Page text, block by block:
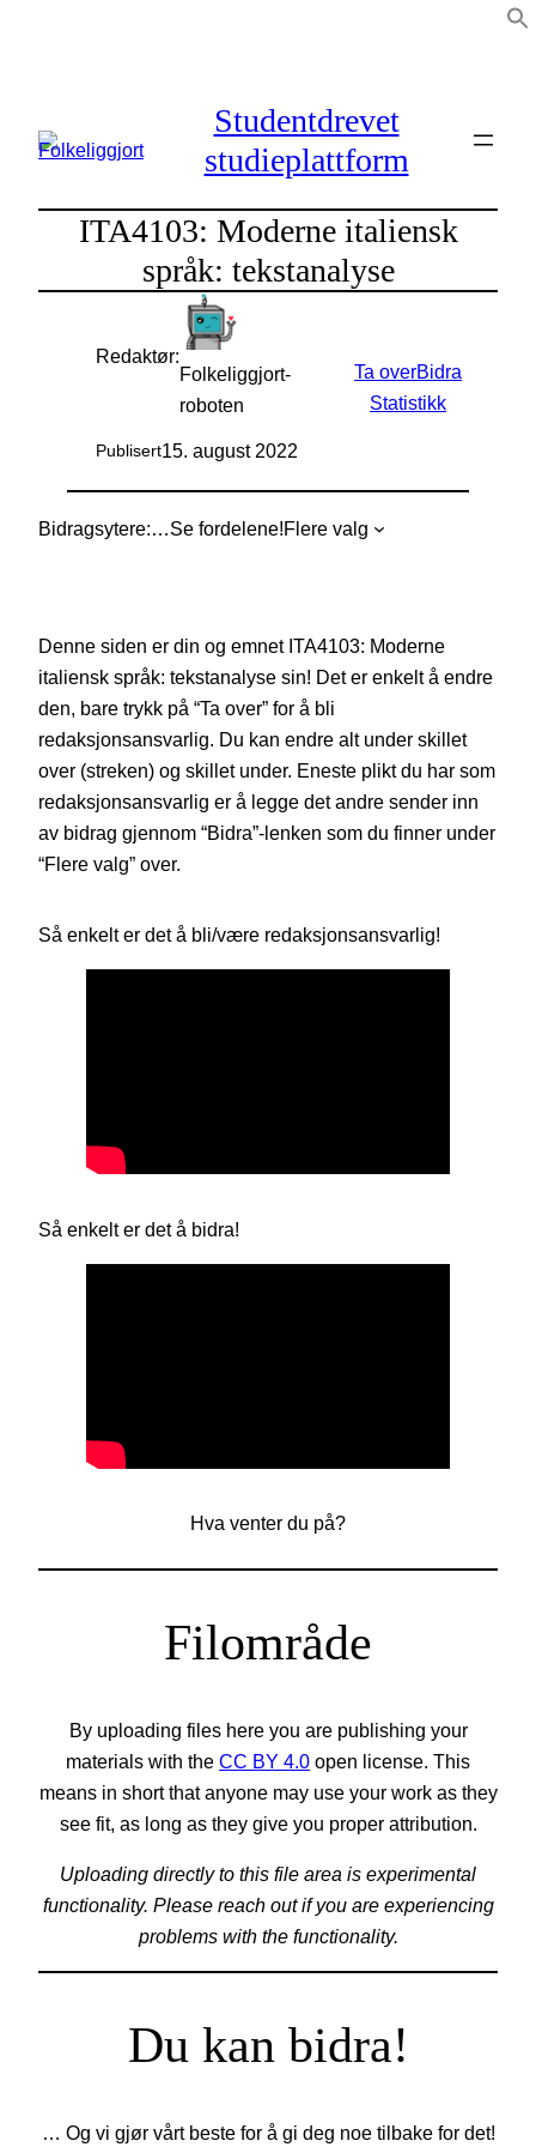
Studentdrevet
studieplattform
ITA4103: Moderne italiensk
språk: tekstanalyse
Redaktør:
Folkeliggjort-
roboten
Publisert15. august 2022
Ta overBidra
Statistikk
Bidragsytere: Se fordelene!Flere valg
Denne siden er din og emnet ITA4103: Moderne
italiensk språk: tekstanalyse sin! Det er enkelt å endre
den, bare trykk på “Ta over” for å bli
redaksjonsansvarlig. Du kan endre alt under skillet
over (streken) og skillet under. Eneste plikt du har som
redaksjonsansvarlig er å legge det andre sender inn
av bidrag gjennom “Bidra”-lenken som du finner under
“Flere valg” over.
Så enkelt er det å bli/være redaksjonsansvarlig!
Så enkelt er det å bidra!
Hva venter du på?
Filområde
By uploading files here you are publishing your
materials with the CC BY 4.0 open license. This
means in short that anyone may use your work as they
see fit, as long as they give you proper attribution.
Uploading directly to this file area is experimental
functionality. Please reach out if you are experiencing
problems with the functionality.
Du kan bidra!
… Og vi gjør vårt beste for å gi deg noe tilbake for det!